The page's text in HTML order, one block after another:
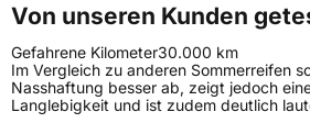
Von unseren Kunden
Gefahrene Kilometer30.000 km
Im Vergleich zu anderen Sommerreifen
Nasshaftung besser ab, zeigt jedoch
Langlebigkeit und ist zudem deutlich